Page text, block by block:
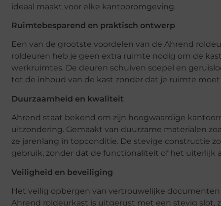
ideaal maakt voor elke kantooromgeving.
Ruimtebesparend en praktisch ontwerp
Een van de grootste voordelen van de Ahrend
roldeuren heb je geen extra ruimte nodig om de
werkruimtes. De deuren schuiven soepel en
tot de inhoud van de kast zonder dat je ruimte
Duurzaamheid en kwaliteit
Ahrend staat bekend om zijn hoogwaardige
uitzondering. Gemaakt van duurzame materialen
ze jarenlang in topconditie. De stevige constructie
gebruik, zonder dat de functionaliteit of het uiterlijk
Veiligheid en beveiliging
Het veilig opbergen van vertrouwelijke
Ahrend roldeurkast is uitgerust met een stevig slot,